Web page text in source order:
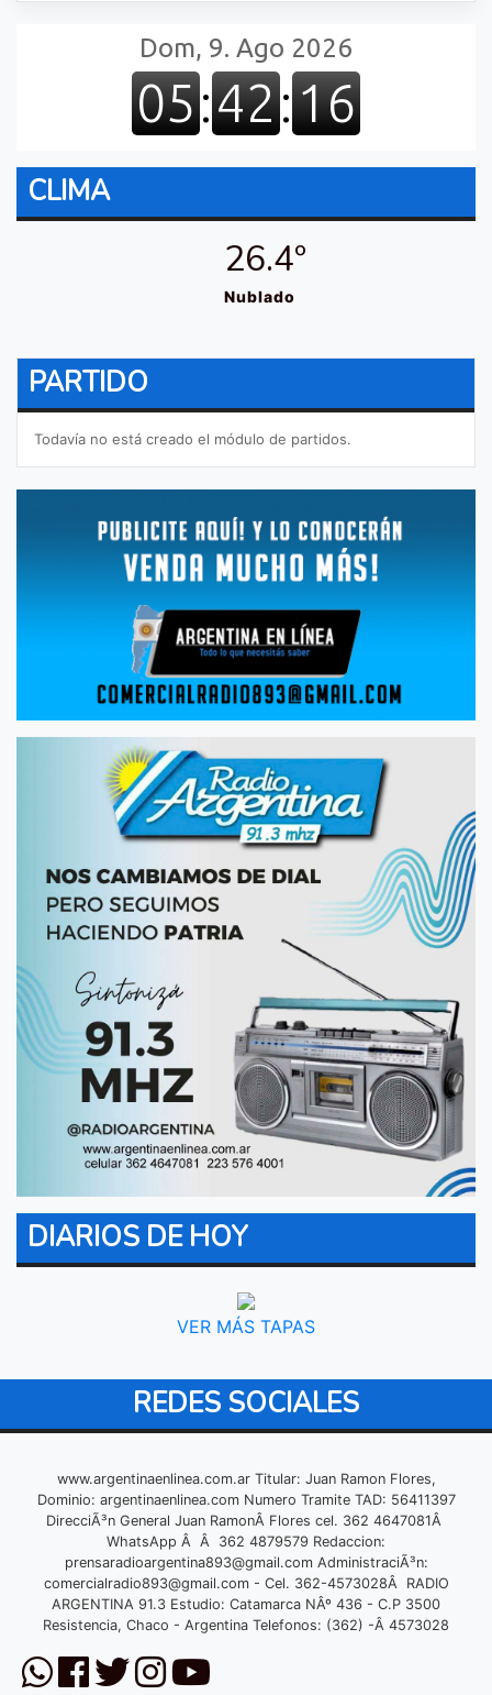
CLIMA
26.4º
Nublado
PARTIDO
Todavía no está creado el módulo de partidos.
DIARIOS DE HOY
VER MÁS TAPAS
REDES SOCIALES
www.argentinaenlinea.com.ar Titular: Juan Ramon Flores,
Dominio: argentinaenlinea.com Numero Tramite TAD: 56411397
DirecciÃ³n General Juan RamonÂ Flores cel. 362 4647081Â
WhatsApp Â Â 362 4879579 Redaccion:
prensaradioargentina893@gmail.comAdministraciÃ³n:
comercialradio893@gmail.com- Cel. 362-4573028Â RADIO
ARGENTINA 91.3 Estudio: Catamarca NÂº 436 - C.P 3500
Resistencia, Chaco - Argentina Telefonos: (362) -Â 4573028